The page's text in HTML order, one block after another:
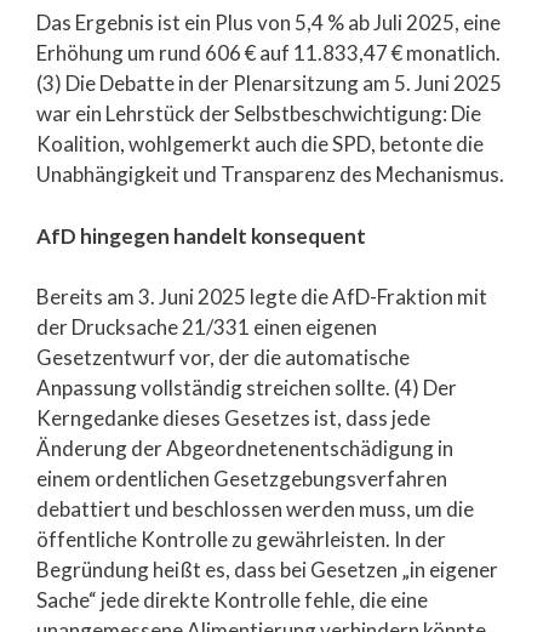
Das Ergebnis ist ein Plus von 5,4 % ab Juli 2025, eine
Erhöhung um rund 606 € auf 11.833,47 € monatlich.
(3) Die Debatte in der Plenarsitzung am 5. Juni 2025
war ein Lehrstück der Selbstbeschwichtigung: Die
Koalition, wohlgemerkt auch die SPD, betonte die
Unabhängigkeit und Transparenz des Mechanismus.
AfD hingegen handelt konsequent
Bereits am 3. Juni 2025 legte die AfD-Fraktion mit
der Drucksache 21/331 einen eigenen
Gesetzentwurf vor, der die automatische
Anpassung vollständig streichen sollte. (4) Der
Kerngedanke dieses Gesetzes ist, dass jede
Änderung der Abgeordnetenentschädigung in
einem ordentlichen Gesetzgebungsverfahren
debattiert und beschlossen werden muss, um die
öffentliche Kontrolle zu gewährleisten. In der
Begründung heißt es, dass bei Gesetzen „in eigener
Sache“ jede direkte Kontrolle fehle, die eine